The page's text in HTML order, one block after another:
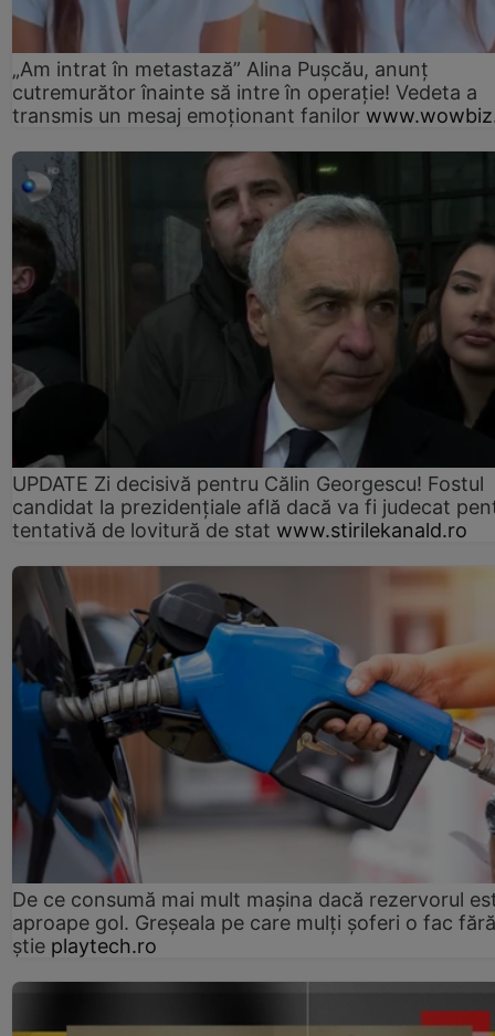
„Am intrat în metastază” Alina Pușcău, anunț
cutremurător înainte să intre în operație! Vedeta a
transmis un mesaj emoționant fanilor
UPDATE Zi decisivă pentru Călin Georgescu! Fostul
candidat la prezidențiale află dacă va fi judecat
tentativă de lovitură de stat www.stirilekanald.ro
De ce consumă mai mult mașina dacă rezervorul
aproape gol. Greșeala pe care mulți șoferi o fac
știe playtech.ro